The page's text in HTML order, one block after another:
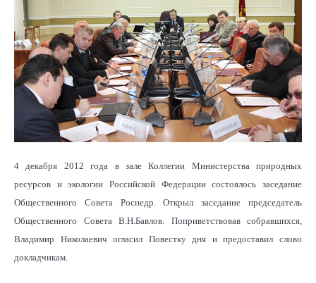
4 декабря 2012 года в зале Коллегии Министерства природных
ресурсов и экологии Российской Федерации состоялось заседание
Общественного Совета Роснедр. Открыл заседание председатель
Общественного Совета В.Н.Бавлов. Поприветствовав собравшихся,
Владимир Николаевич огласил Повестку дня и предоставил слово
докладчикам.